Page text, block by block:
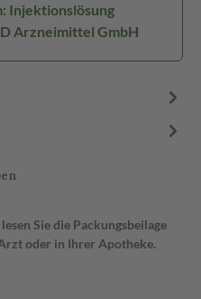
Injektionslösung
Arzneimittel GmbH
Sie die Packungsbeilage
oder in Ihrer Apotheke.